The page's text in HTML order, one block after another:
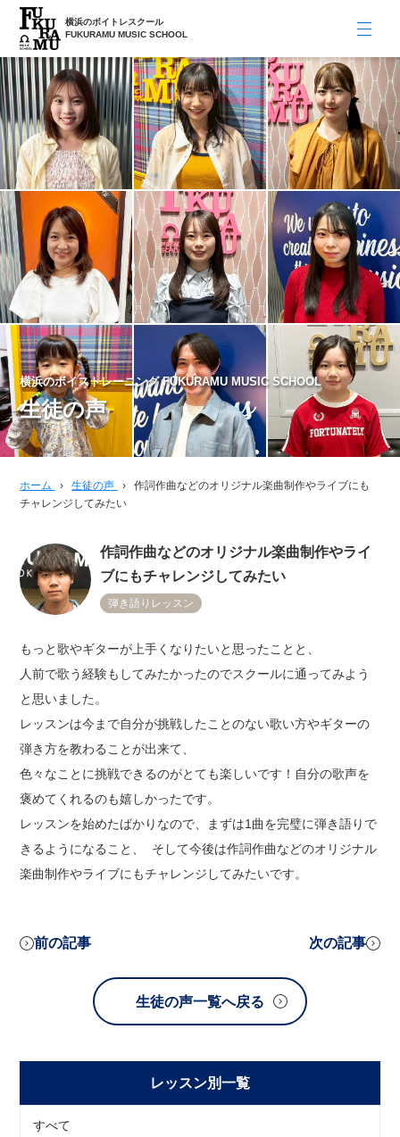
横浜のボイトレスクール
FUKURAMU MUSIC SCHOOL
横浜のボイストレーニング FUKURAMU MUSIC SCHOOL
生徒の声
ホーム › 生徒の声 ›
作詞作曲などのオリジナル楽曲制作やライブにも
チャレンジしてみたい
作詞作曲などのオリジナル楽曲制作やライ
ブにもチャレンジしてみたい
弾き語りレッスン
もっと歌やギターが上手くなりたいと思ったことと、
人前で歌う経験もしてみたかったのでスクールに通ってみよう
と思いました。
レッスンは今まで自分が挑戦したことのない歌い方やギターの
弾き方を教わることが出来て、
色々なことに挑戦できるのがとても楽しいです！自分の歌声を
褒めてくれるのも嬉しかったです。
レッスンを始めたばかりなので、まずは1曲を完璧に弾き語りで
きるようになること、 そして今後は作詞作曲などのオリジナル
楽曲制作やライブにもチャレンジしてみたいです。
前の記事 次の記事
生徒の声一覧へ戻る
レッスン別一覧
すべて